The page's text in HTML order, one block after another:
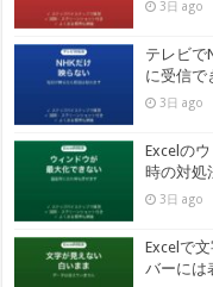
3日 ago
テレビで
に受信で
3日 ago
Excelの
時の対処
3日 ago
Excelで
バーには